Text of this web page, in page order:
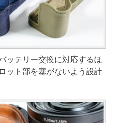
ッテリー交換に対応するほ
ット部を塞がないよう設計